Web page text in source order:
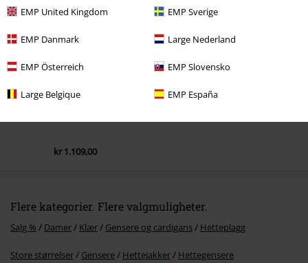
EMP United Kingdom EMP Sverige
EMP Danmark Large Nederland
EMP Österreich EMP Slovensko
Large Belgique EMP España
kr 1.109,00
Flere kategorier. Flere valgmuligheter.
Salg % Damer Klær Gensere og cardigans Hetteplagg
Store størrelser Gensere Hettejakker Hettegensere